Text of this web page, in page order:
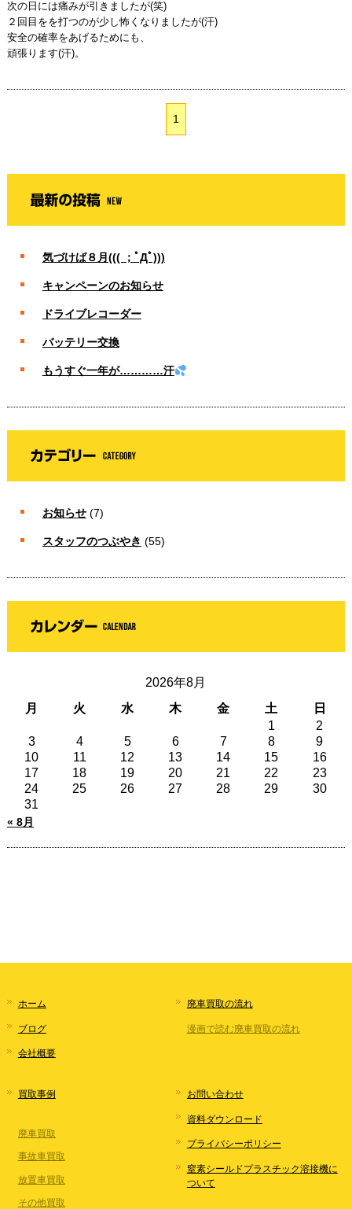
次の日には痛みが引きましたが(笑)
２回目をを打つのが少し怖くなりましたが(汗)
安全の確率をあげるためにも、
頑張ります(汗)。
1
気づけば８月((( ；ﾟДﾟ)))
キャンペーンのお知らせ
ドライブレコーダー
バッテリー交換
もうすぐ一年が…………汗
お知らせ(7)
スタッフのつぶやき (55)
2026年8月
月
火 水 木 金 土
日
1
2
3
4 5 6 7 8
9
10
11 12 13 14 15
16
17
18 19 20 21 22
23
24
25 26 27 28 29
30
31
« 8月
ホーム
ブログ
会社概要
廃車買取の流れ
漫画で読む廃車買取の流れ
買取事例
廃車買取
事故車買取
放置車買取
その他買取
お問い合わせ
資料ダウンロード
プライバシーポリシー
窒素シールドプラスチック溶接機に
ついて